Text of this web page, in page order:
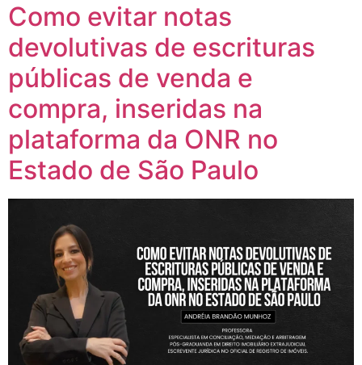
Como evitar notas
devolutivas de escrituras
públicas de venda e
compra, inseridas na
plataforma da ONR no
Estado de São Paulo